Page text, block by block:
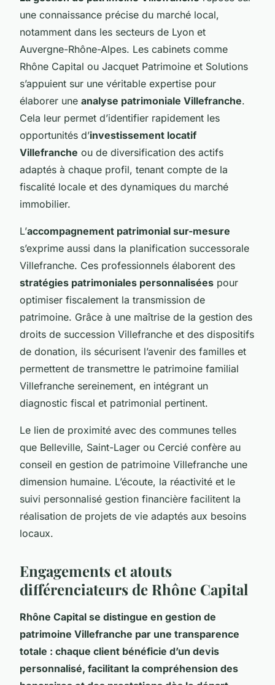
une connaissance précise du marché local,
notamment dans les secteurs de Lyon et
Auvergne-Rhône-Alpes. Les cabinets comme
Rhône Capital ou Jacquet Patrimoine et Solutions
s’appuient sur une véritable expertise pour
élaborer une analyse patrimoniale Villefranche.
Cela leur permet d’identifier rapidement les
opportunités d’investissement locatif
Villefranche ou de diversification des actifs
adaptés à chaque profil, tenant compte de la
fiscalité locale et des dynamiques du marché
immobilier.
L’accompagnement patrimonial sur-mesure
s’exprime aussi dans la planification successorale
Villefranche. Ces professionnels élaborent des
stratégies patrimoniales personnalisées pour
optimiser fiscalement la transmission de
patrimoine. Grâce à une maîtrise de la gestion des
droits de succession Villefranche et des dispositifs
de donation, ils sécurisent l’avenir des familles et
permettent de transmettre le patrimoine familial
Villefranche sereinement, en intégrant un
diagnostic fiscal et patrimonial pertinent.
Le lien de proximité avec des communes telles
que Belleville, Saint-Lager ou Cercié confère au
conseil en gestion de patrimoine Villefranche une
dimension humaine. L’écoute, la réactivité et le
suivi personnalisé gestion financière facilitent la
réalisation de projets de vie adaptés aux besoins
locaux.
Engagements et atouts
différenciateurs de Rhône Capital
Rhône Capital se distingue en gestion de
patrimoine Villefranche par une transparence
totale : chaque client bénéficie d’un devis
personnalisé, facilitant la compréhension des